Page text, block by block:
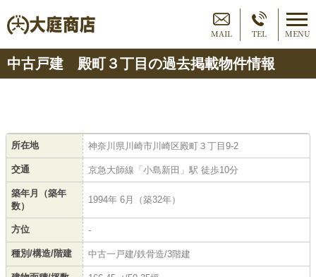
MAIL TEL MENU
中古戸建 殿町３丁目の過去掲載物件情報
所在地 神奈川県川崎市川崎区殿町３丁目9-2
交通 京急大師線「小島新田」駅 徒歩10分
築年月（築年
数）
1994年 6月（築32年）
方位 -
種別/構造/階建 中古一戸建/鉄骨造/3階建